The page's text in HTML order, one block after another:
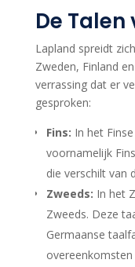
De
Lapland spreidt
Zweden, Finland
verrassing dat er
gesproken:
Fins: In het
voornamelijk
die verschilt van
Zweeds: In het
Zweeds. Deze
Germaanse